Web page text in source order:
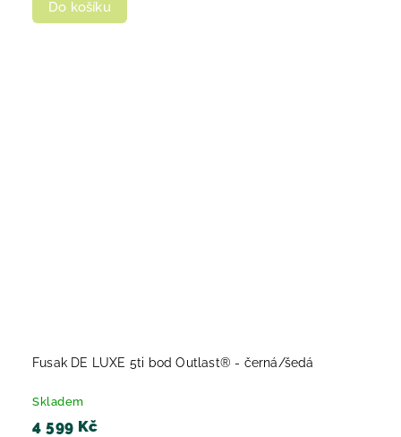
Do košíku
Fusak DE LUXE 5ti bod Outlast® - černá/šedá
Skladem
4 599 Kč